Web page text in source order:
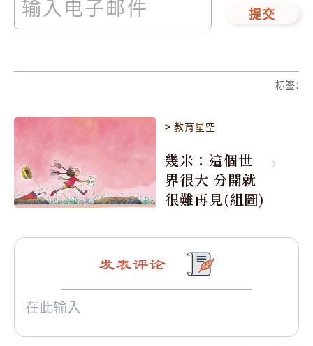
提交
标签:
>教育星空
幾米：這個世
界很大 分開就
很難再見(組圖)
发表评论